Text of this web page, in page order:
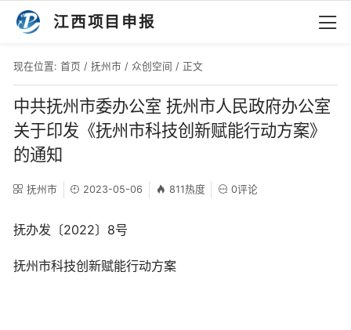
江西项目申报
现在位置: 首页 / 抚州市 / 众创空间 / 正文
中共抚州市委办公室 抚州市人民政府办公室
关于印发《抚州市科技创新赋能行动方案》
的通知
抚州市 2023-05-06 811热度 0评论
抚办发〔2022〕8号
抚州市科技创新赋能行动方案